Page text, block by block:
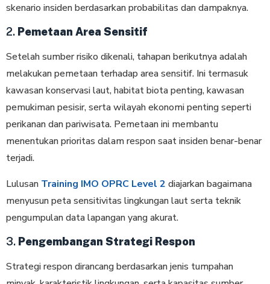
skenario insiden berdasarkan probabilitas dan dampaknya.
2. Pemetaan Area Sensitif
Setelah sumber risiko dikenali, tahapan berikutnya adalah
melakukan pemetaan terhadap area sensitif. Ini termasuk
kawasan konservasi laut, habitat biota penting, kawasan
pemukiman pesisir, serta wilayah ekonomi penting seperti
perikanan dan pariwisata. Pemetaan ini membantu
menentukan prioritas dalam respon saat insiden benar-benar
terjadi.
Lulusan Training IMO OPRC Level 2 diajarkan bagaimana
menyusun peta sensitivitas lingkungan laut serta teknik
pengumpulan data lapangan yang akurat.
3. Pengembangan Strategi Respon
Strategi respon dirancang berdasarkan jenis tumpahan